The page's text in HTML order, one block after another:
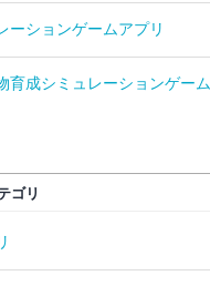
ーションゲームアプリ
育成シミュレーションゲー
ゴリ